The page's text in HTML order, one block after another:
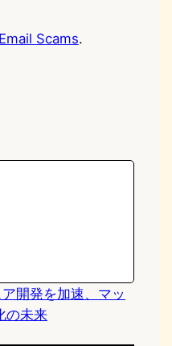
Scams.
開発を加速、マッ
の未来